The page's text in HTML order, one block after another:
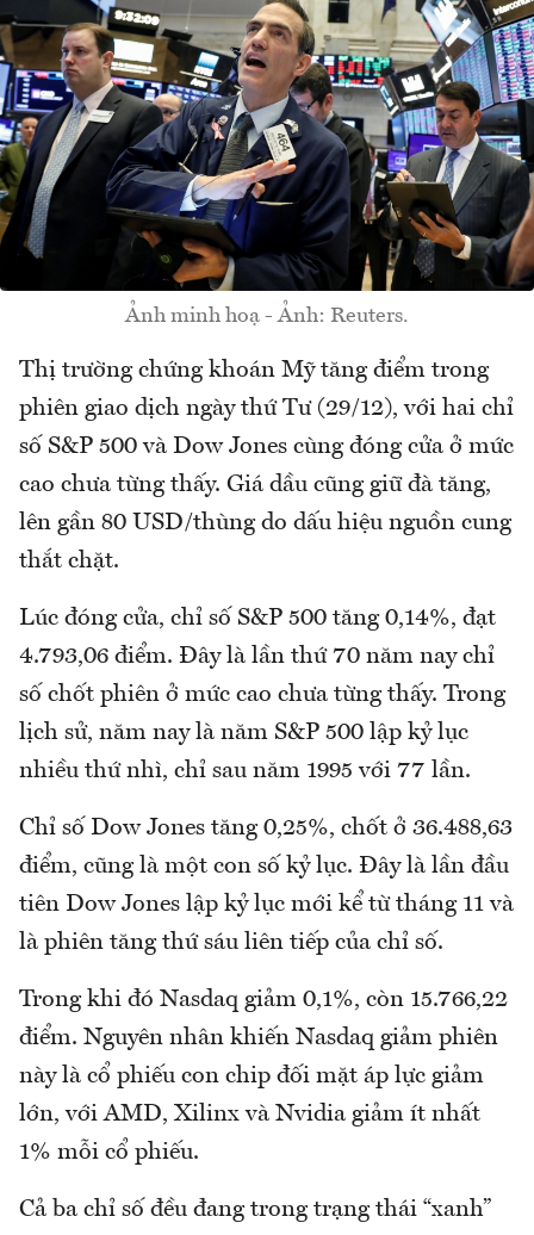
Ảnh minh hoạ - Ảnh: Reuters.
Thị trường chứng khoán Mỹ tăng điểm trong
phiên giao dịch ngày thứ Tư (29/12), với hai chỉ
số S&P 500 và Dow Jones cùng đóng cửa ở mức
cao chưa từng thấy. Giá dầu cũng giữ đà tăng,
lên gần 80 USD/thùng do dấu hiệu nguồn cung
thắt chặt.
Lúc đóng cửa, chỉ số S&P 500 tăng 0,14%, đạt
4.793,06 điểm. Đây là lần thứ 70 năm nay chỉ
số chốt phiên ở mức cao chưa từng thấy. Trong
lịch sử, năm nay là năm S&P 500 lập kỷ lục
nhiều thứ nhì, chỉ sau năm 1995 với 77 lần.
Chỉ số Dow Jones tăng 0,25%, chốt ở 36.488,63
điểm, cũng là một con số kỷ lục. Đây là lần đầu
tiên Dow Jones lập kỷ lục mới kể từ tháng 11 và
là phiên tăng thứ sáu liên tiếp của chỉ số.
Trong khi đó Nasdaq giảm 0,1%, còn 15.766,22
điểm. Nguyên nhân khiến Nasdaq giảm phiên
này là cổ phiếu con chip đối mặt áp lực giảm
lớn, với AMD, Xilinx và Nvidia giảm ít nhất
1% mỗi cổ phiếu.
Cả ba chỉ số đều đang trong trạng thái “xanh”